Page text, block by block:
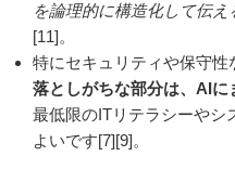
を論理的に構造化して伝え
[11]。
特にセキュリティや保守性
落としがちな部分は、AIに
最低限のITリテラシーやシ
よいです[7][9]。